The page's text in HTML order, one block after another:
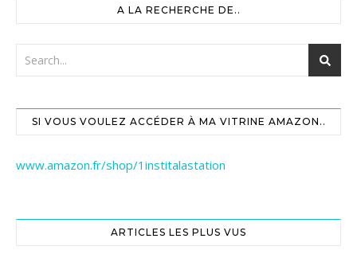
A LA RECHERCHE DE..
SI VOUS VOULEZ ACCÉDER À MA VITRINE AMAZON..
www.amazon.fr/shop/1institalastation
ARTICLES LES PLUS VUS